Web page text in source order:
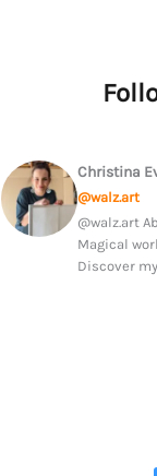
Christina
@walz.art
@walz.art
Magical
Discover